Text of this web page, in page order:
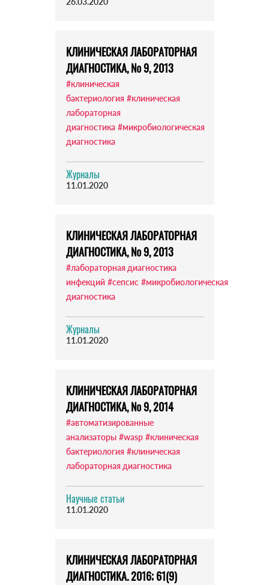
КЛИНИЧЕСКАЯ ЛАБОРАТОРНАЯ
ДИАГНОСТИКА, № 9, 2013
#клиническая
бактериология #клиническая
лабораторная
диагностика #микробиологическая
диагностика
Журналы
11.01.2020
КЛИНИЧЕСКАЯ ЛАБОРАТОРНАЯ
ДИАГНОСТИКА, № 9, 2013
#лабораторная диагностика
инфекций #сепсис #микробиологическая
диагностика
Журналы
11.01.2020
КЛИНИЧЕСКАЯ ЛАБОРАТОРНАЯ
ДИАГНОСТИКА, № 9, 2014
#автоматизированные
анализаторы #wasp #клиническая
бактериология #клиническая
лабораторная диагностика
Научные статьи
11.01.2020
КЛИНИЧЕСКАЯ ЛАБОРАТОРНАЯ
ДИАГНОСТИКА. 2016; 61(9)